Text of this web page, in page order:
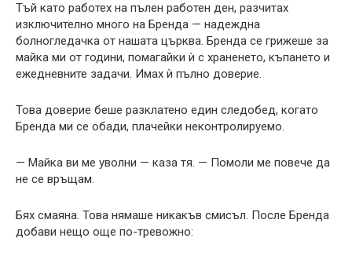
Тъй като работех на пълен работен ден, разчитах
изключително много на Бренда — надеждна
болногледачка от нашата църква. Бренда се грижеше за
майка ми от години, помагайки ѝ с храненето, къпането и
ежедневните задачи. Имах ѝ пълно доверие.
Това доверие беше разклатено един следобед, когато
Бренда ми се обади, плачейки неконтролируемо.
— Майка ви ме уволни — каза тя. — Помоли ме повече да
не се връщам.
Бях смаяна. Това нямаше никакъв смисъл. После Бренда
добави нещо още по-тревожно: